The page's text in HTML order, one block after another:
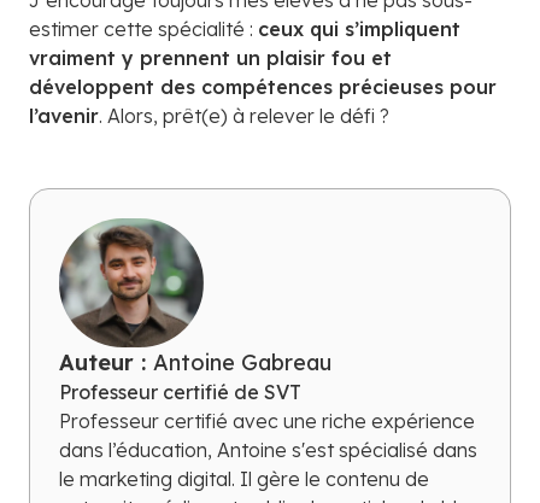
estimer cette spécialité : ceux qui s’impliquent
vraiment y prennent un plaisir fou et
développent des compétences précieuses pour
l’avenir. Alors, prêt(e) à relever le défi ?
Auteur : Antoine Gabreau
Professeur certifié de SVT
Professeur certifié avec une riche expérience
dans l’éducation, Antoine s'est spécialisé dans
le marketing digital. Il gère le contenu de